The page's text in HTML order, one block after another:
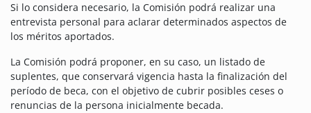
Si lo considera necesario, la Comisión podrá realizar una
entrevista personal para aclarar determinados aspectos de
los méritos aportados.
La Comisión podrá proponer, en su caso, un listado de
suplentes, que conservará vigencia hasta la finalización del
período de beca, con el objetivo de cubrir posibles ceses o
renuncias de la persona inicialmente becada.